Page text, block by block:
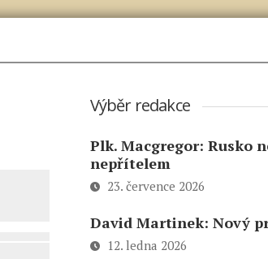
Výběr redakce
Plk. Macgregor: Rusko
nepřítelem
23. července 2026
David Martinek: Nový
12. ledna 2026